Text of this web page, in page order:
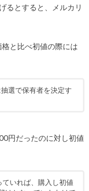
るとすると、メルカリ
と比べ初値の際には
選で保有者を決定す
円だったのに対し初値
いれば、購入し初値